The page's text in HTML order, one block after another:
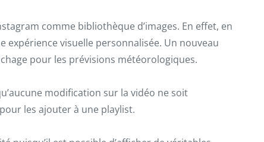
comme bibliothèque d’images. En effet, en
visuelle personnalisée. Un nouveau
pour les prévisions météorologiques.
modification sur la vidéo ne soit
les ajouter à une playlist.